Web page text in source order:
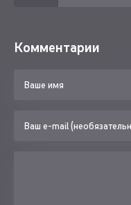
Комментарии